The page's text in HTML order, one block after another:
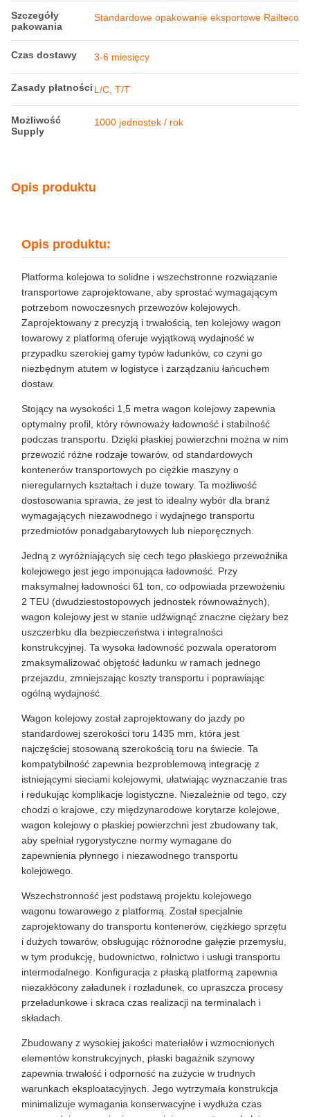
Szczegóły
pakowania
Standardowe opakowanie eksportowe Railteco
Czas dostawy 3-6 miesięcy
Zasady płatności L/C, T/T
Możliwość
Supply
1000 jednostek / rok
Opis produktu
Opis produktu:
Platforma kolejowa to solidne i wszechstronne rozwiązanie
transportowe zaprojektowane, aby sprostać wymagającym
potrzebom nowoczesnych przewozów kolejowych.
Zaprojektowany z precyzją i trwałością, ten kolejowy wagon
towarowy z platformą oferuje wyjątkową wydajność w
przypadku szerokiej gamy typów ładunków, co czyni go
niezbędnym atutem w logistyce i zarządzaniu łańcuchem
dostaw.
Stojący na wysokości 1,5 metra wagon kolejowy zapewnia
optymalny profil, który równoważy ładowność i stabilność
podczas transportu. Dzięki płaskiej powierzchni można w nim
przewozić różne rodzaje towarów, od standardowych
kontenerów transportowych po ciężkie maszyny o
nieregularnych kształtach i duże towary. Ta możliwość
dostosowania sprawia, że ​​jest to idealny wybór dla branż
wymagających niezawodnego i wydajnego transportu
przedmiotów ponadgabarytowych lub nieporęcznych.
Jedną z wyróżniających się cech tego płaskiego przewoźnika
kolejowego jest jego imponująca ładowność. Przy
maksymalnej ładowności 61 ton, co odpowiada przewożeniu
2 TEU (dwudziestostopowych jednostek równoważnych),
wagon kolejowy jest w stanie udźwignąć znaczne ciężary bez
uszczerbku dla bezpieczeństwa i integralności
konstrukcyjnej. Ta wysoka ładowność pozwala operatorom
zmaksymalizować objętość ładunku w ramach jednego
przejazdu, zmniejszając koszty transportu i poprawiając
ogólną wydajność.
Wagon kolejowy został zaprojektowany do jazdy po
standardowej szerokości toru 1435 mm, która jest
najczęściej stosowaną szerokością toru na świecie. Ta
kompatybilność zapewnia bezproblemową integrację z
istniejącymi sieciami kolejowymi, ułatwiając wyznaczanie tras
i redukując komplikacje logistyczne. Niezależnie od tego, czy
chodzi o krajowe, czy międzynarodowe korytarze kolejowe,
wagon kolejowy o płaskiej powierzchni jest zbudowany tak,
aby spełniał rygorystyczne normy wymagane do
zapewnienia płynnego i niezawodnego transportu
kolejowego.
Wszechstronność jest podstawą projektu kolejowego
wagonu towarowego z platformą. Został specjalnie
zaprojektowany do transportu kontenerów, ciężkiego sprzętu
i dużych towarów, obsługując różnorodne gałęzie przemysłu,
w tym produkcję, budownictwo, rolnictwo i usługi transportu
intermodalnego. Konfiguracja z płaską platformą zapewnia
niezakłócony załadunek i rozładunek, co upraszcza procesy
przeładunkowe i skraca czas realizacji na terminalach i
składach.
Zbudowany z wysokiej jakości materiałów i wzmocnionych
elementów konstrukcyjnych, płaski bagażnik szynowy
zapewnia trwałość i odporność na zużycie w trudnych
warunkach eksploatacyjnych. Jego wytrzymała konstrukcja
minimalizuje wymagania konserwacyjne i wydłuża czas